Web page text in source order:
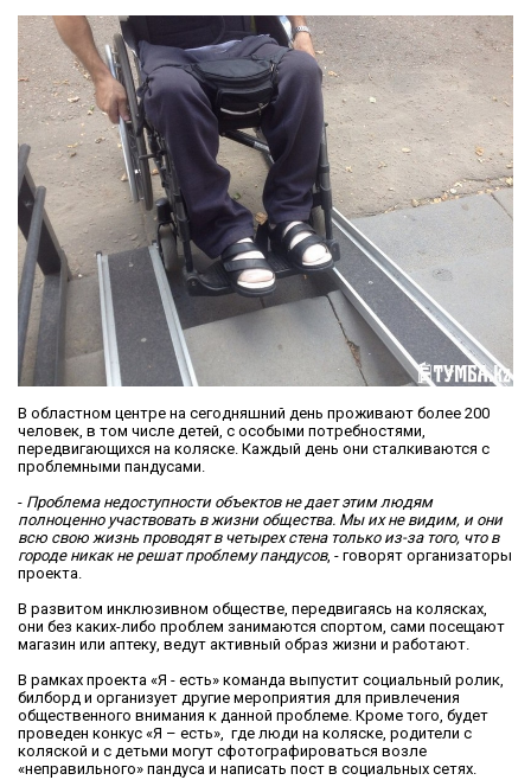
В областном центре на сегодняшний день проживают более 200
человек, в том числе детей, с особыми потребностями,
передвигающихся на коляске. Каждый день они сталкиваются с
проблемными пандусами.
- Проблема недоступности объектов не дает этим людям
полноценно участвовать в жизни общества. Мы их не видим, и они
всю свою жизнь проводят в четырех стена только из-за того, что в
городе никак не решат проблему пандусов, - говорят организаторы
проекта.
В развитом инклюзивном обществе, передвигаясь на колясках,
они без каких-либо проблем занимаются спортом, сами посещают
магазин или аптеку, ведут активный образ жизни и работают.
В рамках проекта «Я - есть» команда выпустит социальный ролик,
билборд и организует другие мероприятия для привлечения
общественного внимания к данной проблеме. Кроме того, будет
проведен конкус «Я – есть», где люди на коляске, родители с
коляской и с детьми могут сфотографироваться возле
«неправильного» пандуса и написать пост в социальных сетях.